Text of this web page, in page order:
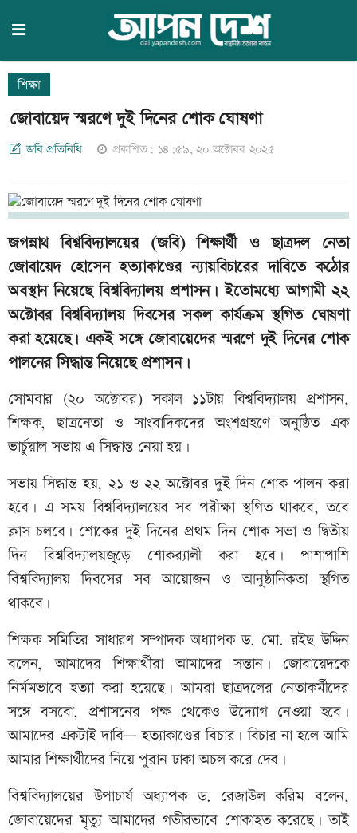
শিক্ষা
জোবায়েদ স্মরণে দুই দিনের শোক ঘোষণা
জবি প্রতিনিধি প্রকাশিত: ১৪:৫৯, ২০ অক্টোবর ২০২৫
জগন্নাথ বিশ্ববিদ্যালয়ের (জবি) শিক্ষার্থী ও ছাত্রদল নেতা
জোবায়েদ হোসেন হত্যাকাণ্ডের ন্যায়বিচারের দাবিতে কঠোর
অবস্থান নিয়েছে বিশ্ববিদ্যালয় প্রশাসন। ইতোমধ্যে আগামী ২২
অক্টোবর বিশ্ববিদ্যালয় দিবসের সকল কার্যক্রম স্থগিত ঘোষণা
করা হয়েছে। একই সঙ্গে জোবায়েদের স্মরণে দুই দিনের শোক
পালনের সিদ্ধান্ত নিয়েছে প্রশাসন।
সোমবার (২০ অক্টোবর) সকাল ১১টায় বিশ্ববিদ্যালয় প্রশাসন,
শিক্ষক, ছাত্রনেতা ও সাংবাদিকদের অংশগ্রহণে অনুষ্ঠিত এক
ভার্চুয়াল সভায় এ সিদ্ধান্ত নেয়া হয়।
সভায় সিদ্ধান্ত হয়, ২১ ও ২২ অক্টোবর দুই দিন শোক পালন করা
হবে। এ সময় বিশ্ববিদ্যালয়ের সব পরীক্ষা স্থগিত থাকবে, তবে
ক্লাস চলবে। শোকের দুই দিনের প্রথম দিন শোক সভা ও দ্বিতীয়
দিন বিশ্ববিদ্যালয়জুড়ে শোকর‌্যালী করা হবে। পাশাপাশি
বিশ্ববিদ্যালয় দিবসের সব আয়োজন ও আনুষ্ঠানিকতা স্থগিত
থাকবে।
শিক্ষক সমিতির সাধারণ সম্পাদক অধ্যাপক ড. মো. রইছ উদ্দিন
বলেন, আমাদের শিক্ষার্থীরা আমাদের সন্তান। জোবায়েদকে
নির্মমভাবে হত্যা করা হয়েছে। আমরা ছাত্রদলের নেতাকর্মীদের
সঙ্গে বসবো, প্রশাসনের পক্ষ থেকেও উদ্যোগ নেওয়া হবে।
আমাদের একটাই দাবি— হত্যাকাণ্ডের বিচার। বিচার না হলে আমি
আমার শিক্ষার্থীদের নিয়ে পুরান ঢাকা অচল করে দেব।
বিশ্ববিদ্যালয়ের উপাচার্য অধ্যাপক ড. রেজাউল করিম বলেন,
জোবায়েদের মৃত্যু আমাদের গভীরভাবে শোকাহত করেছে। তাই